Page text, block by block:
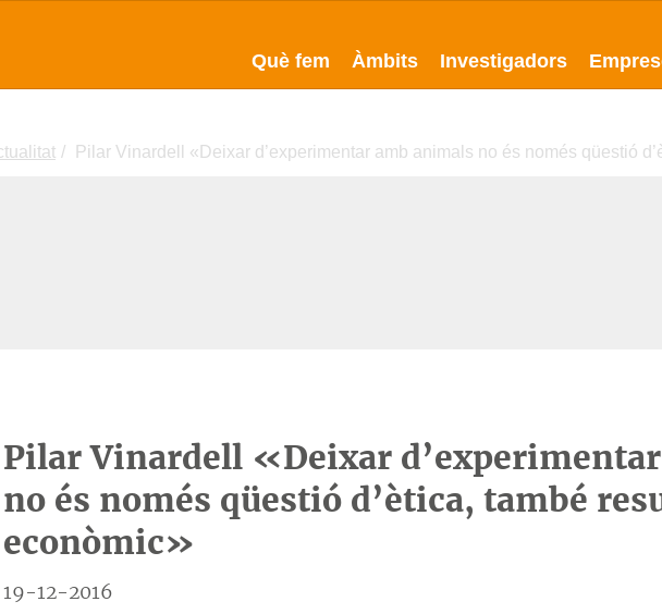
Què fem Àmbits Investigadors
Pilar Vinardell «Deixar d’experimentar amb animals no és només qüestió
Pilar Vinardell «Deixar
no és només qüestió d’ètica, també
econòmic»
19-12-2016